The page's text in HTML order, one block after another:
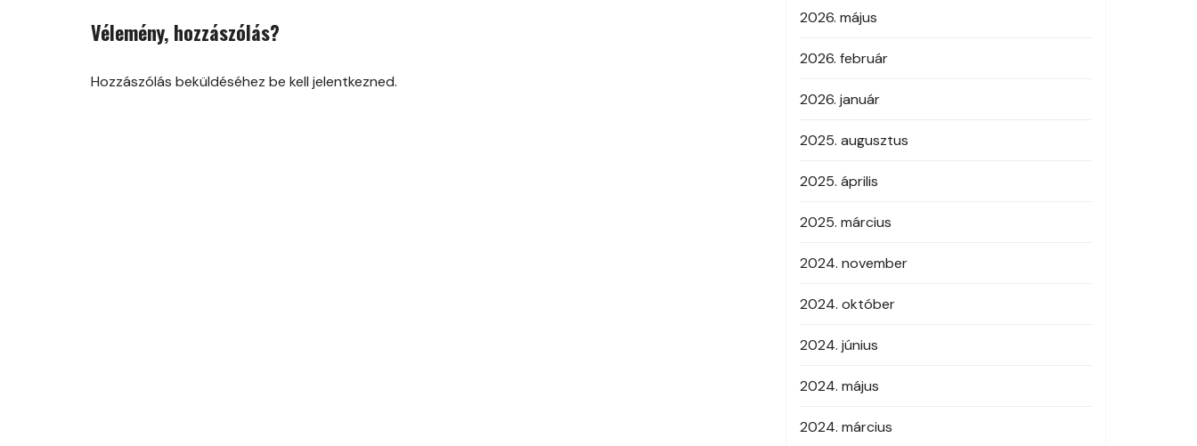
Vélemény, hozzászólás?
Hozzászólás beküldéséhez be kell jelentkezned.
2026. május
2026. február
2026. január
2025. augusztus
2025. április
2025. március
2024. november
2024. október
2024. június
2024. május
2024. március